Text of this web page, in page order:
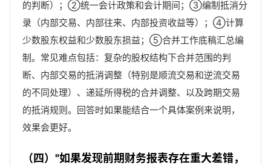
的判断）；②统一会计政策和会计期间；③编制抵消分
录（内部交易、内部往来、内部投资收益等）；④计算
少数股东权益和少数股东损益；⑤合并工作底稿汇总编
制。常见难点包括：复杂的股权结构下合并范围的判
断、内部交易的抵消调整（特别是顺流交易和逆流交易
的不同处理）、递延所得税的合并调整、以及跨期交易
的抵消规则。回答时如果能结合一个具体案例来说明，
效果会更好。
（四）"如果发现前期财务报表存在重大差错，